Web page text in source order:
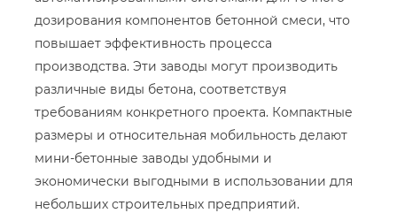
дозирования компонентов бетонной смеси, что
повышает эффективность процесса
производства. Эти заводы могут производить
различные виды бетона, соответствуя
требованиям конкретного проекта. Компактные
размеры и относительная мобильность делают
мини-бетонные заводы удобными и
экономически выгодными в использовании для
небольших строительных предприятий.